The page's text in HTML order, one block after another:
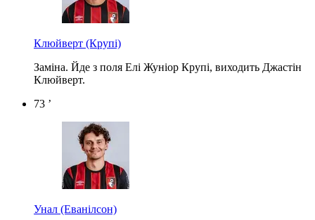
Клюйверт (Крупі)
Заміна. Йде з поля Елі Жуніор Крупі, виходить Джастін
Клюйверт.
73 ’
Унал (Еванілсон)